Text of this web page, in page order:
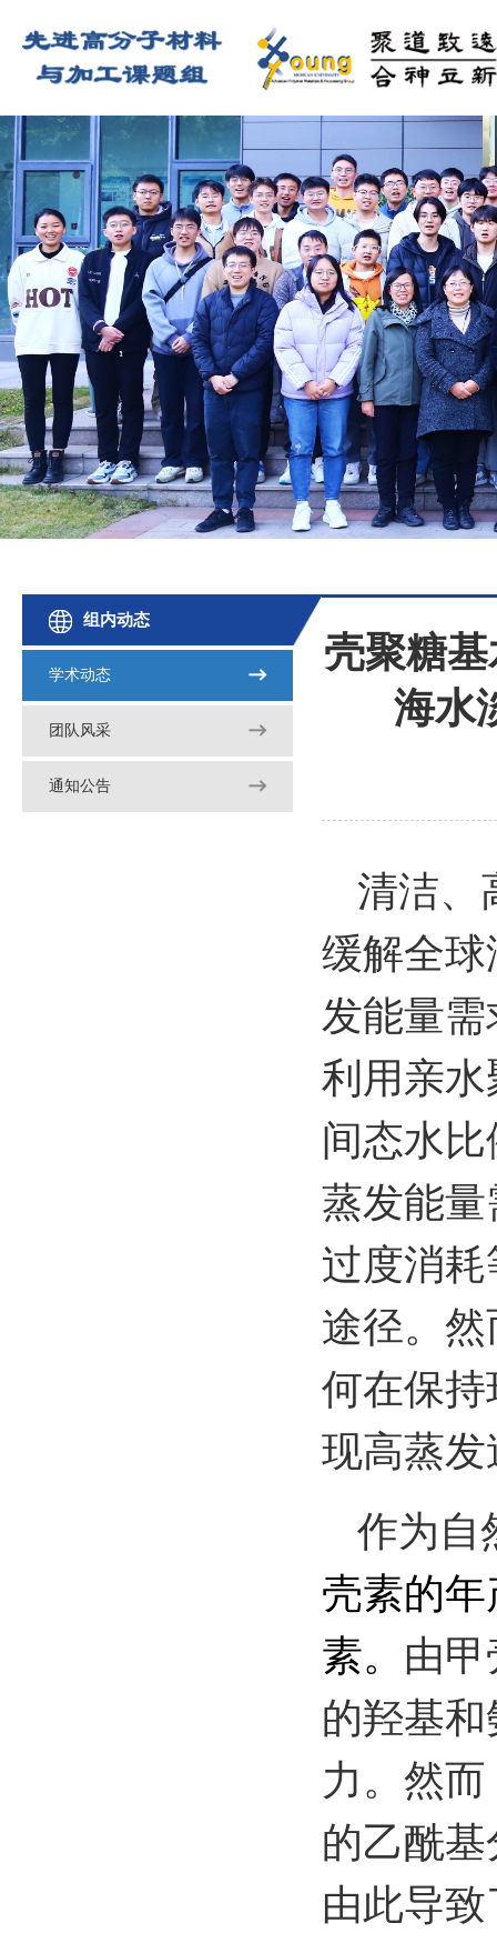
组内动态
学术动态
团队风采
通知公告
壳聚糖
海水
清洁、
缓解全
发能量
利用亲
间态水
蒸发能
过度消
途径。
何在保
现高蒸
作为自
壳素的
素。 由
的羟基
力。然
的乙酰
由此导